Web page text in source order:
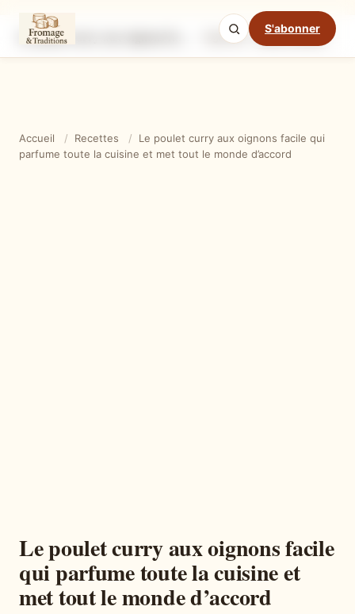
S'abonner
Ingrédients Étapes
Mode cuisine
Accueil / Recettes /
Le poulet curry aux oignons facile qui
parfume toute la cuisine et met tout le monde d’accord
Le poulet curry aux oignons facile
qui parfume toute la cuisine et
met tout le monde d’accord